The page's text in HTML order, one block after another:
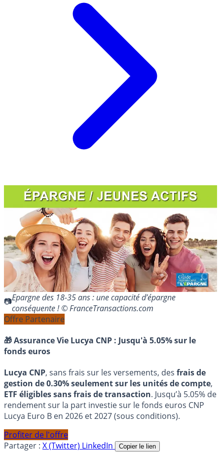
Epargne des 18-35 ans : une capacité d’épargne
conséquente ! © FranceTransactions.com
Offre Partenaire
🎁 Assurance Vie Lucya CNP : Jusqu'à 5.05% sur le
fonds euros
Lucya CNP, sans frais sur les versements, des frais de
gestion de 0.30% seulement sur les unités de compte,
ETF éligibles sans frais de transaction. Jusqu’à 5.05% de
rendement sur la part investie sur le fonds euros CNP
Lucya Euro B en 2026 et 2027 (sous conditions).
Profiter de l'offre
Partager : X (Twitter) LinkedIn Copier le lien